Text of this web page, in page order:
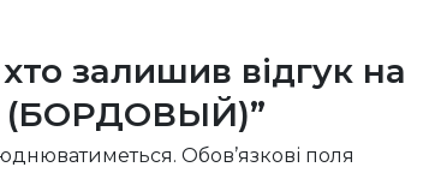
залишив відгук на
(БОРДОВЫЙ)”
Обов’язкові поля